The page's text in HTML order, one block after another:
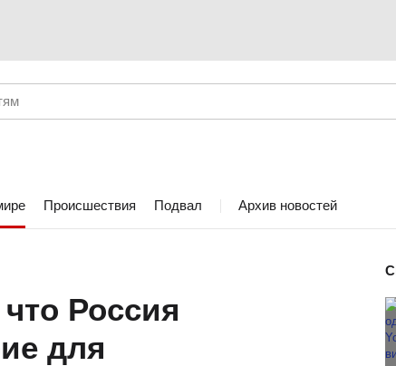
Происшествия Подвал Архив новостей
Россия
для